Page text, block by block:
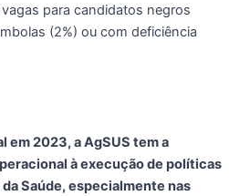
para candidatos negros
(2%) ou com deficiência
em 2023, a AgSUS tem a
à execução de políticas
Saúde, especialmente nas